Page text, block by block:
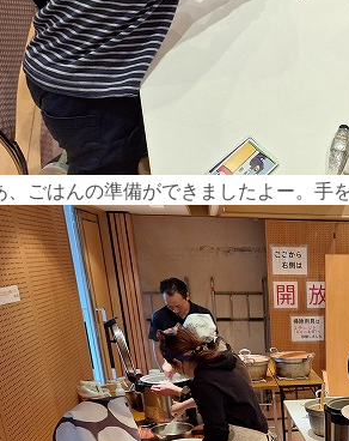
、ごはんの準備ができましたよー。 手